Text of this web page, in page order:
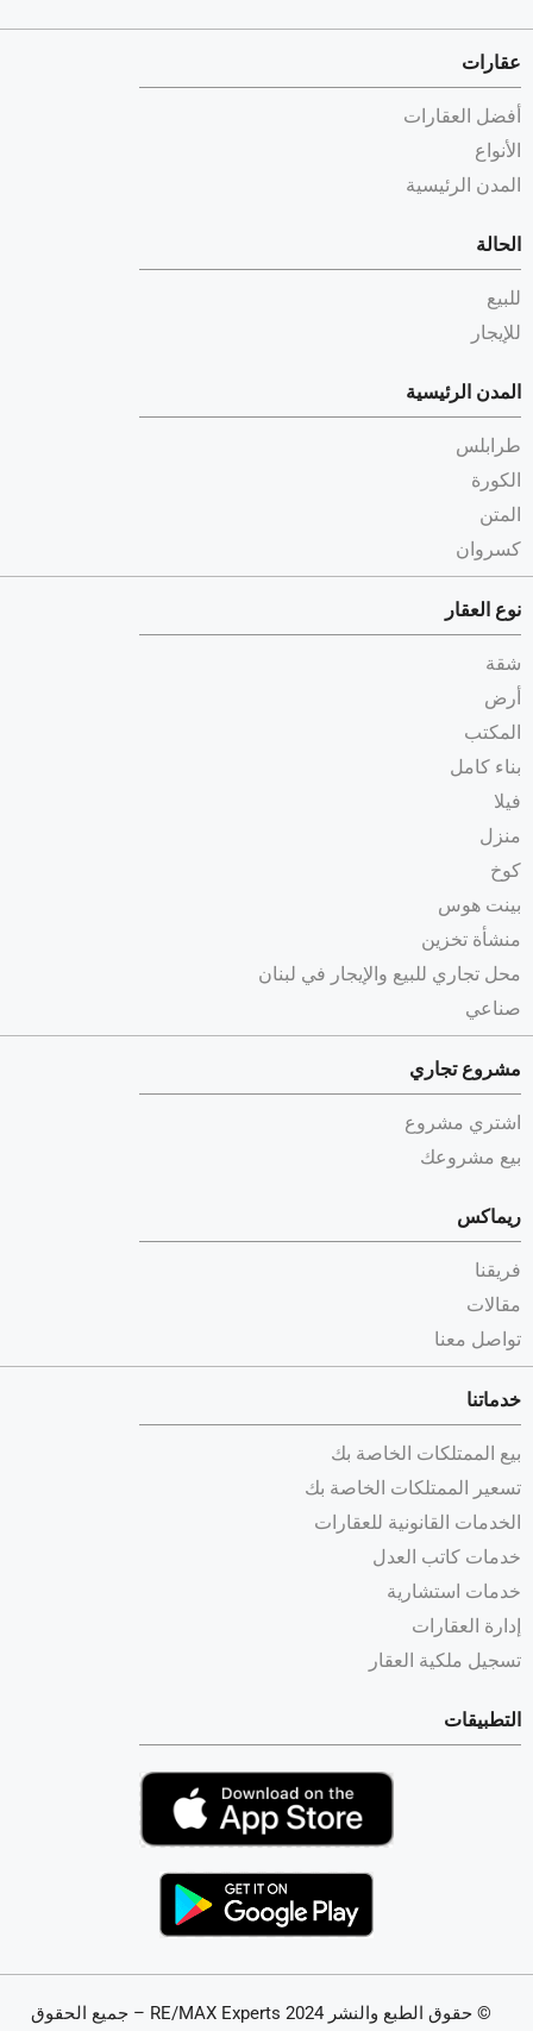
عقارات
أفضل العقارات
الأنواع
المدن الرئيسية
الحالة
للبيع
للإيجار
المدن الرئيسية
طرابلس
الكورة
المتن
كسروان
نوع العقار
شقة
أرض
المكتب
بناء كامل
فيلا
منزل
كوخ
بينت هوس
منشأة تخزين
محل تجاري للبيع والإيجار في لبنان
صناعي
مشروع تجاري
اشتري مشروع
بيع مشروعك
ريماكس
فريقنا
مقالات
تواصل معنا
خدماتنا
بيع الممتلكات الخاصة بك
تسعير الممتلكات الخاصة بك
الخدمات القانونية للعقارات
خدمات كاتب العدل
خدمات استشارية
إدارة العقارات
تسجيل ملكية العقار
التطبيقات
© حقوق الطبع والنشر 2024 RE/MAX Experts – جميع الحقوق